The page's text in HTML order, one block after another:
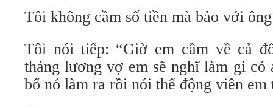
Tôi không cầm số tiền mà bảo với
Tôi nói tiếp: “Giờ em cầm về cả
tháng lương vợ em sẽ nghĩ làm gì có
bố nó làm ra rồi nói thế động viên em